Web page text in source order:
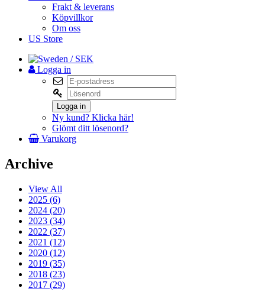
Frakt & leverans
Köpvillkor
Om oss
US Store
/ SEK
Logga in
Logga in
Ny kund? Klicka här!
Glömt ditt lösenord?
Varukorg
Archive
View All
2025 (6)
2024 (20)
2023 (34)
2022 (37)
2021 (12)
2020 (12)
2019 (35)
2018 (23)
2017 (29)